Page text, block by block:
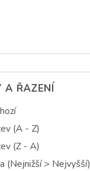
A ŘAZENÍ
(A - Z)
(Z - A)
(Nejnižší > Nejvyšší)